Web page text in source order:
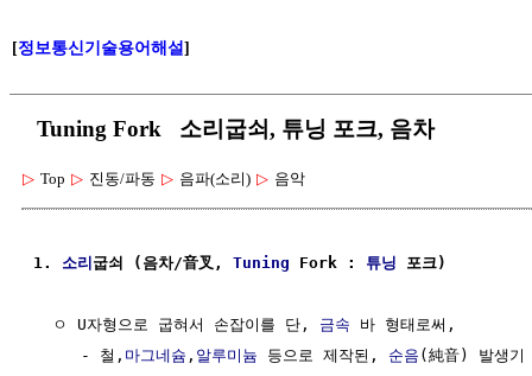
[정보통신기술용어해설]
Tuning Fork 소리굽쇠, 튜닝 포크, 음차
▷ Top ▷ 진동/파동 ▷ 음파(소리) ▷ 음악
1. 소리굽쇠 (음차/音叉, Tuning Fork : 튜닝 포크)
  ㅇ U자형으로 굽혀서 손잡이를 단,
금속 바 형태로써,
     - 철,
마그네슘 , 알루미늄 등으로 제작된, 순음 (純音) 발생기